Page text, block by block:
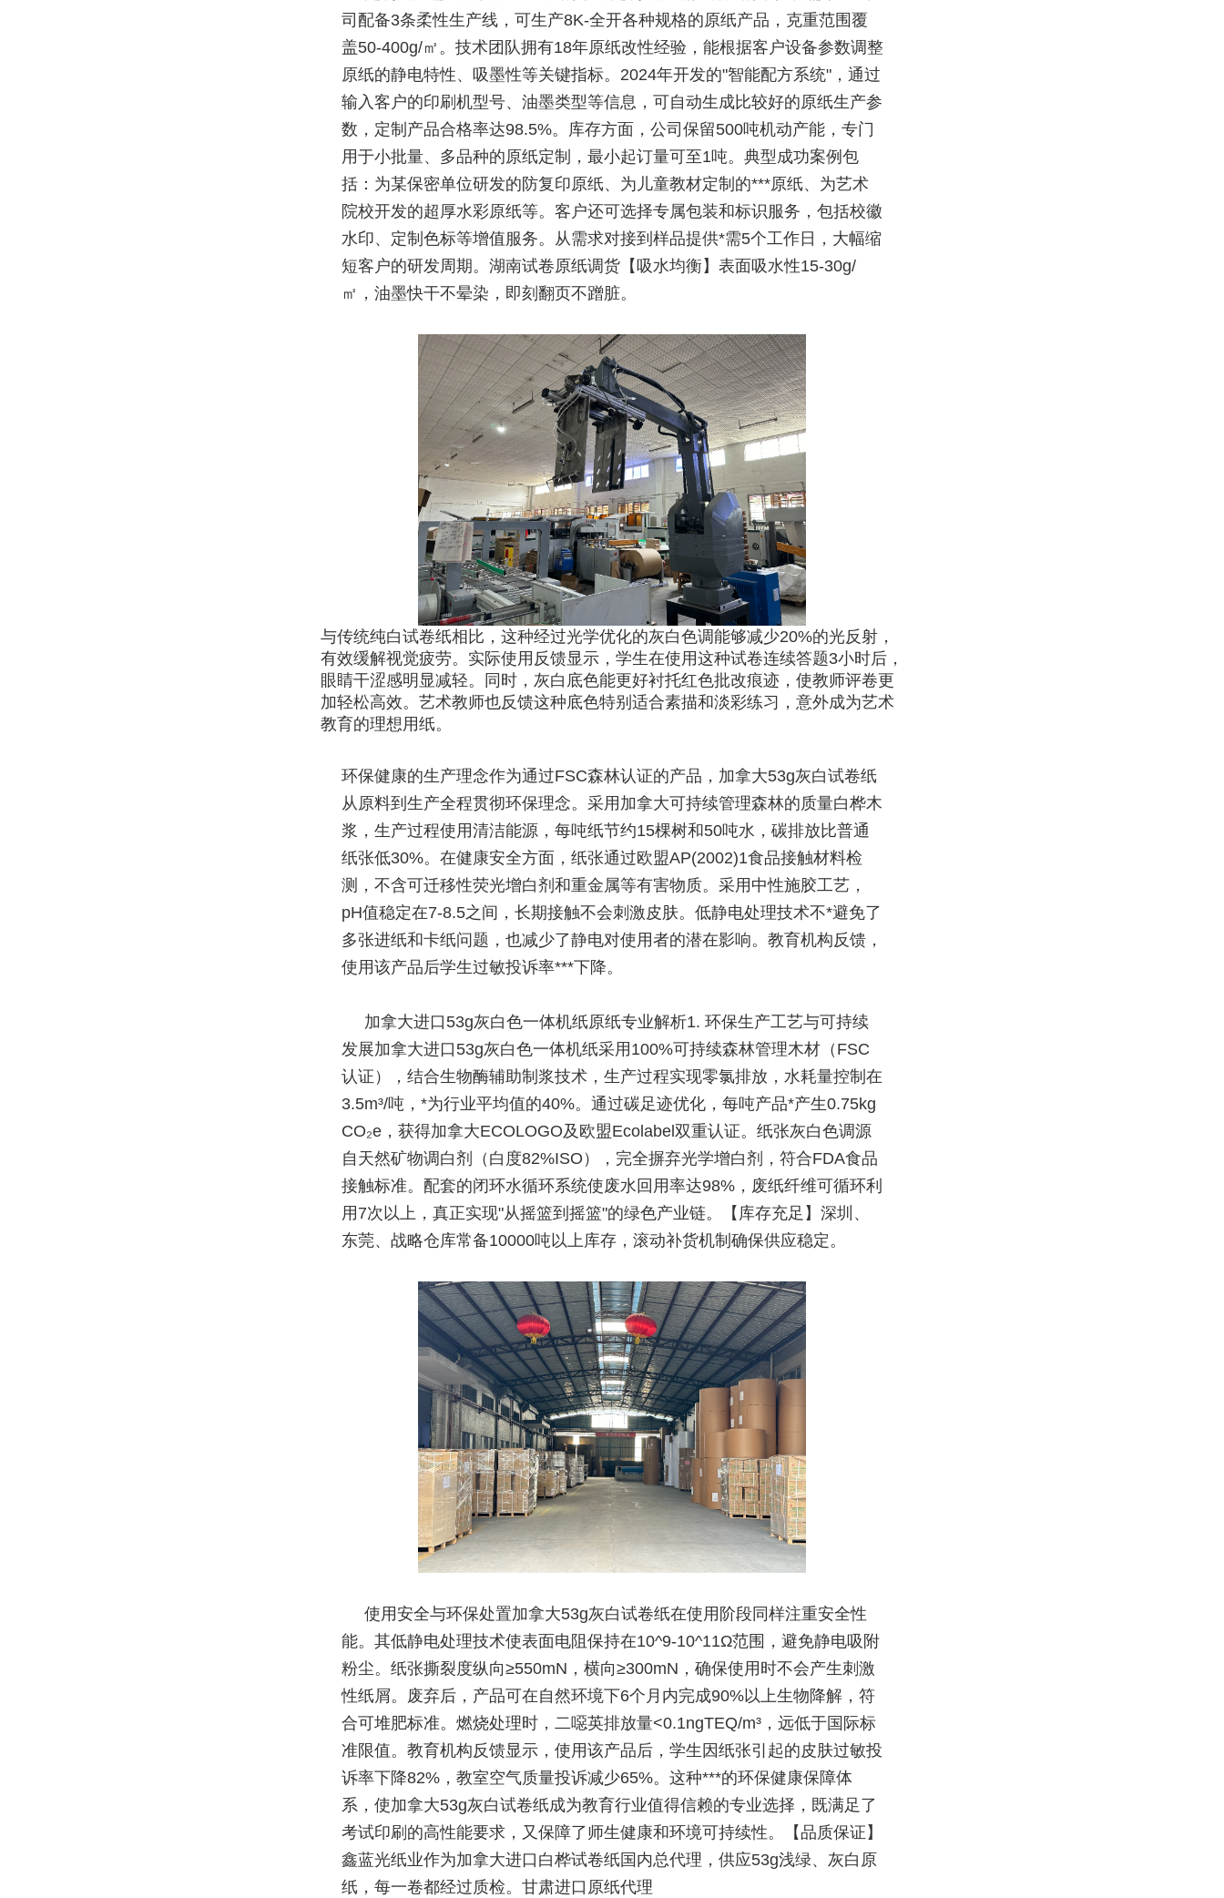
司配备3条柔性生产线，可生产8K-全开各种规格的原纸产品，克重范围覆
盖50-400g/㎡。技术团队拥有18年原纸改性经验，能根据客户设备参数调整
原纸的静电特性、吸墨性等关键指标。2024年开发的"智能配方系统"，通过
输入客户的印刷机型号、油墨类型等信息，可自动生成比较好的原纸生产参
数，定制产品合格率达98.5%。库存方面，公司保留500吨机动产能，专门
用于小批量、多品种的原纸定制，最小起订量可至1吨。典型成功案例包
括：为某保密单位研发的防复印原纸、为儿童教材定制的***原纸、为艺术
院校开发的超厚水彩原纸等。客户还可选择专属包装和标识服务，包括校徽
水印、定制色标等增值服务。从需求对接到样品提供*需5个工作日，大幅缩
短客户的研发周期。湖南试卷原纸调货【吸水均衡】表面吸水性15-30g/
㎡，油墨快干不晕染，即刻翻页不蹭脏。
与传统纯白试卷纸相比，这种经过光学优化的灰白色调能够减少20%的光反射，
有效缓解视觉疲劳。实际使用反馈显示，学生在使用这种试卷连续答题3小时后，
眼睛干涩感明显减轻。同时，灰白底色能更好衬托红色批改痕迹，使教师评卷更
加轻松高效。艺术教师也反馈这种底色特别适合素描和淡彩练习，意外成为艺术
教育的理想用纸。
环保健康的生产理念作为通过FSC森林认证的产品，加拿大53g灰白试卷纸
从原料到生产全程贯彻环保理念。采用加拿大可持续管理森林的质量白桦木
浆，生产过程使用清洁能源，每吨纸节约15棵树和50吨水，碳排放比普通
纸张低30%。在健康安全方面，纸张通过欧盟AP(2002)1食品接触材料检
测，不含可迁移性荧光增白剂和重金属等有害物质。采用中性施胶工艺，
pH值稳定在7-8.5之间，长期接触不会刺激皮肤。低静电处理技术不*避免了
多张进纸和卡纸问题，也减少了静电对使用者的潜在影响。教育机构反馈，
使用该产品后学生过敏投诉率***下降。
加拿大进口53g灰白色一体机纸原纸专业解析1. 环保生产工艺与可持续
发展加拿大进口53g灰白色一体机纸采用100%可持续森林管理木材（FSC
认证），结合生物酶辅助制浆技术，生产过程实现零氯排放，水耗量控制在
3.5m³/吨，*为行业平均值的40%。通过碳足迹优化，每吨产品*产生0.75kg
CO₂e，获得加拿大ECOLOGO及欧盟Ecolabel双重认证。纸张灰白色调源
自天然矿物调白剂（白度82%ISO），完全摒弃光学增白剂，符合FDA食品
接触标准。配套的闭环水循环系统使废水回用率达98%，废纸纤维可循环利
用7次以上，真正实现"从摇篮到摇篮"的绿色产业链。【库存充足】深圳、
东莞、战略仓库常备10000吨以上库存，滚动补货机制确保供应稳定。
使用安全与环保处置加拿大53g灰白试卷纸在使用阶段同样注重安全性
能。其低静电处理技术使表面电阻保持在10^9-10^11Ω范围，避免静电吸附
粉尘。纸张撕裂度纵向≥550mN，横向≥300mN，确保使用时不会产生刺激
性纸屑。废弃后，产品可在自然环境下6个月内完成90%以上生物降解，符
合可堆肥标准。燃烧处理时，二噁英排放量<0.1ngTEQ/m³，远低于国际标
准限值。教育机构反馈显示，使用该产品后，学生因纸张引起的皮肤过敏投
诉率下降82%，教室空气质量投诉减少65%。这种***的环保健康保障体
系，使加拿大53g灰白试卷纸成为教育行业值得信赖的专业选择，既满足了
考试印刷的高性能要求，又保障了师生健康和环境可持续性。【品质保证】
鑫蓝光纸业作为加拿大进口白桦试卷纸国内总代理，供应53g浅绿、灰白原
纸，每一卷都经过质检。甘肃进口原纸代理